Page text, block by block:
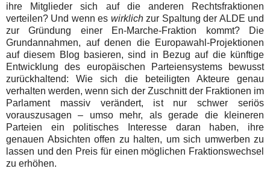
ihre Mitglieder sich auf die anderen Rechtsfraktionen
verteilen? Und wenn es wirklichzur Spaltung der ALDE und
zur Gründung einer En-Marche-Fraktion kommt? Die
Grundannahmen, auf denen die Europawahl-Projektionen
auf diesem Blog basieren, sind in Bezug auf die künftige
Entwicklung des europäischen Parteiensystems bewusst
zurückhaltend: Wie sich die beteiligten Akteure genau
verhalten werden, wenn sich der Zuschnitt der Fraktionen im
Parlament massiv verändert, ist nur schwer seriös
vorauszusagen – umso mehr, als gerade die kleineren
Parteien ein politisches Interesse daran haben, ihre
genauen Absichten offen zu halten, um sich umwerben zu
lassen und den Preis für einen möglichen Fraktionswechsel
zu erhöhen.